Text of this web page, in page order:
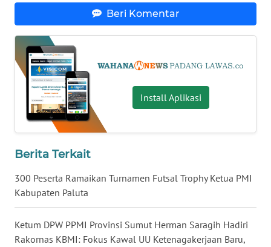
Beri Komentar
Install Aplikasi
Berita Terkait
300 Peserta Ramaikan Turnamen Futsal Trophy Ketua PMI
Kabupaten Paluta
Ketum DPW PPMI Provinsi Sumut Herman Saragih Hadiri
Rakornas KBMI: Fokus Kawal UU Ketenagakerjaan Baru,
WN
DAIRI
WN
DANAU
TOBA
NIAS
WN